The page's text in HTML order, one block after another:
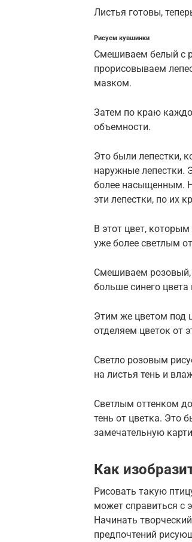
Листья готовы,
Рисуем кувшинки
Смешиваем белый с
прорисовываем
мазком.
Затем по краю
объемности.
Это были лепестки,
наружные лепестки.
более насыщенным.
эти лепестки, по их
В этот цвет,
уже более светлым
Смешиваем розовый,
больше синего цвета
Этим же цветом под
отделяем цветок от
Светло розовым
на листья тень и
Светлым оттенком
тень от цветка. Это
замечательную
Как
Рисовать такую
может справиться с
Начинать
предпочтений